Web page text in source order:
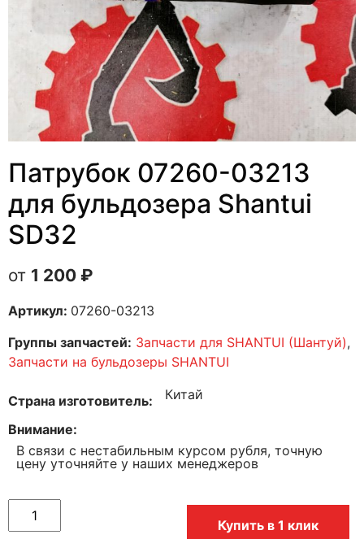
Патрубок 07260-03213
для бульдозера Shantui
SD32
1 200 ₽
Артикул: 07260-03213
Группы запчастей: Запчасти для SHANTUI (Шантуй),
Запчасти на бульдозеры SHANTUI
Страна изготовитель Китай
Внимание
В связи с нестабильным курсом рубля, точную
цену уточняйте у наших менеджеров
Купить в 1 клик